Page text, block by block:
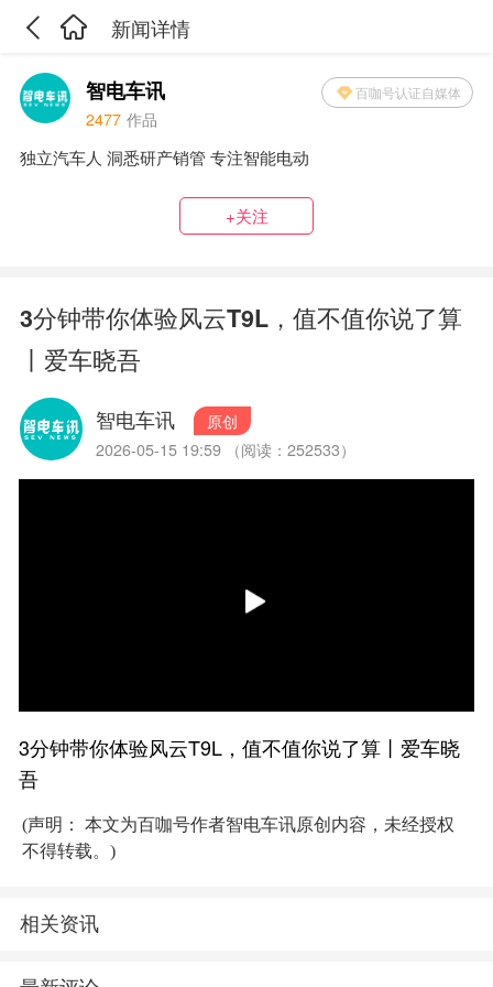
新闻详情
智电车讯 百咖号认证自媒体
2477 作品
独立汽车人 洞悉研产销管 专注智能电动
+关注
3分钟带你体验风云T9L，值不值你说了算
丨爱车晓吾
智电车讯
原创
2026-05-15 19:59 （阅读：252533）
3分钟带你体验风云T9L，值不值你说了算丨爱车晓
吾
(声明： 本文为百咖号作者智电车讯原创内容，未经授权
不得转载。)
相关资讯